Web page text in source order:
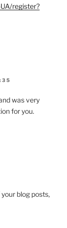
register?
was very
for you.
blog posts,